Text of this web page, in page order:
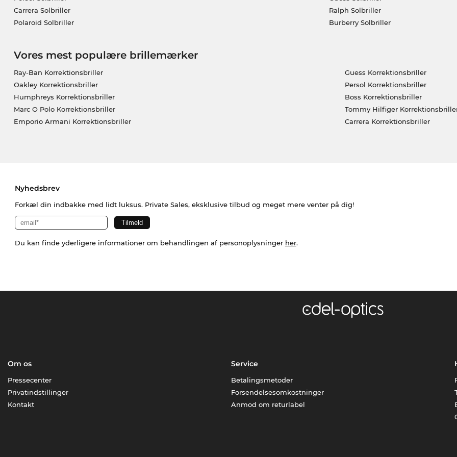
Carrera Solbriller
Polaroid Solbriller
Ralph Solbriller
Burberry Solbriller
Vores mest populære brillemærker
Ray-Ban Korrektionsbriller
Oakley Korrektionsbriller
Humphreys Korrektionsbriller
Marc O Polo Korrektionsbriller
Emporio Armani Korrektionsbriller
Guess Korrektionsbriller
Persol Korrektionsbriller
Boss Korrektionsbriller
Tommy Hilfiger
Carrera Korrektionsbriller
Nyhedsbrev
Forkæl din indbakke med lidt luksus. Private Sales, eksklusive tilbud og meget mere venter på dig!
Du kan finde yderligere informationer om behandlingen af personoplysninger her.
Om os
Pressecenter
Privatindstillinger
Kontakt
Service
Betalingsmetoder
Forsendelsesomkostninger
Anmod om returlabel